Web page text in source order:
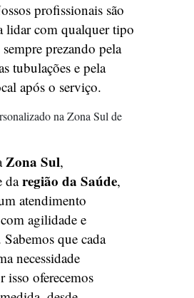
profissionais são
lidar com qualquer tipo
prezando pela
tubulações e pela
após o serviço.
na Zona Sul de
Zona Sul,
daregião da Saúde,
atendimento
agilidade e
que cada
necessidade
isso oferecemos